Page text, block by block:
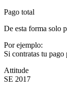
Pago total
De esta forma solo
Por ejemplo:
Si contratas tu
Attitude
SE 2017